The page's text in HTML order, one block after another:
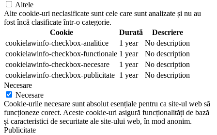
Altele
Alte cookie-uri neclasificate sunt cele care sunt analizate și nu au
fost încă clasificate într-o categorie.
Cookie
Durată
Descriere
cookielawinfo-checkbox-analitice
1 year
No description
cookielawinfo-checkbox-functionale 1 year
No description
cookielawinfo-checkbox-necesare
1 year
No description
cookielawinfo-checkbox-publicitate 1 year
No description
Necesare
Necesare
Cookie-urile necesare sunt absolut esențiale pentru ca site-ul web să
funcționeze corect. Aceste cookie-uri asigură funcționalități de bază
și caracteristici de securitate ale site-ului web, în mod anonim.
Publicitate